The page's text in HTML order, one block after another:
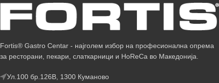
Fortis® Gastro Centar - најголем избор на професионална опрема
за ресторани, пекари, слаткарници и HoReCa во Македонија.
Ул.100 бр.126В, 1300 Куманово